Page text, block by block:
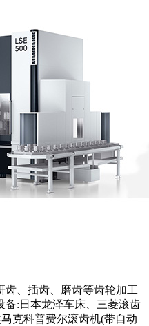
齿、插齿、磨齿等齿轮加工
备:日本龙泽车床、三菱滚齿
克科普费尔滚齿机(带自动